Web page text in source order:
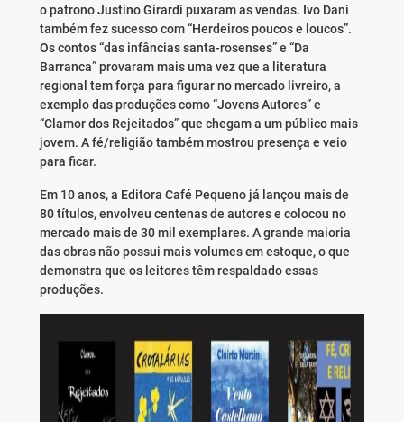
o patrono Justino Girardi puxaram as vendas. Ivo Dani
também fez sucesso com “Herdeiros poucos e loucos”.
Os contos “das infâncias santa-rosenses” e “Da
Barranca” provaram mais uma vez que a literatura
regional tem força para figurar no mercado livreiro, a
exemplo das produções como “Jovens Autores” e
“Clamor dos Rejeitados” que chegam a um público mais
jovem. A fé/religião também mostrou presença e veio
para ficar.
Em 10 anos, a Editora Café Pequeno já lançou mais de
80 títulos, envolveu centenas de autores e colocou no
mercado mais de 30 mil exemplares. A grande maioria
das obras não possui mais volumes em estoque, o que
demonstra que os leitores têm respaldado essas
produções.